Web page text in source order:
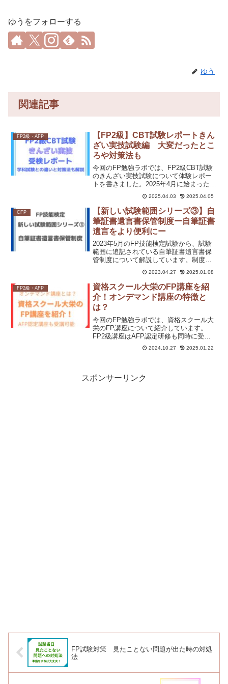
ゆうをフォローする
ゆう
関連記事
FP2級・AFP
【FP2級】CBT試験レポートきん
ざい実技試験編 大変だったとこ
ろや対策法も
今回のFP勉強ラボでは、FP2級CBT試験
のきんざい実技試験について体験レポー
トを書きました。2025年4月に始まったば
かりのFP2級CBT試験。実際に受検して
みて、やりにくかったポイントや便利だ
った機能、対策法を紹介しています。こ
れからFP2級を受験予定の方はぜひ読ん
でください。
2025.04.03 2025.04.05
CFP
【新しい試験範囲シリーズ③】自
筆証書遺言書保管制度ー自筆証書
遺言をより便利にー
2023年5月のFP技能検定試験から、試験
範囲に追記されている自筆証書遺言書保
管制度について解説しています。制度の
仕組み、他の遺言制度とのちがいや試験
勉強で気を付けることをまとめました。
2023年5月のFP技能検定を受験予定の方
はぜひ読んでみてください。
2023.04.27 2025.01.08
FP2級・AFP
資格スクール大栄のFP講座を紹
介！オンデマンド講座の特徴と
は？
今回のFP勉強ラボでは、資格スクール大
栄のFP講座について紹介しています。
FP2級講座はAFP認定研修も同時に受け
られる講座です。オンデマンド講座の詳
細が気になる方もぜひ記事を読んでみて
2024.10.27 2025.01.22
スポンサーリンク
FP試験対策 見たことない問題が出た時の対処
法